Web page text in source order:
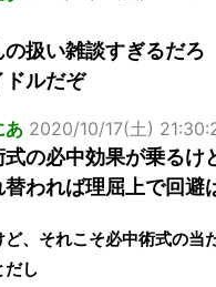
扱い雑談すぎるだろ
ドルだぞ
あ 2020/10/17(土)
の必中効果が乗るけ
替われば理屈上で回避
ど、それこそ必中術式の
だし